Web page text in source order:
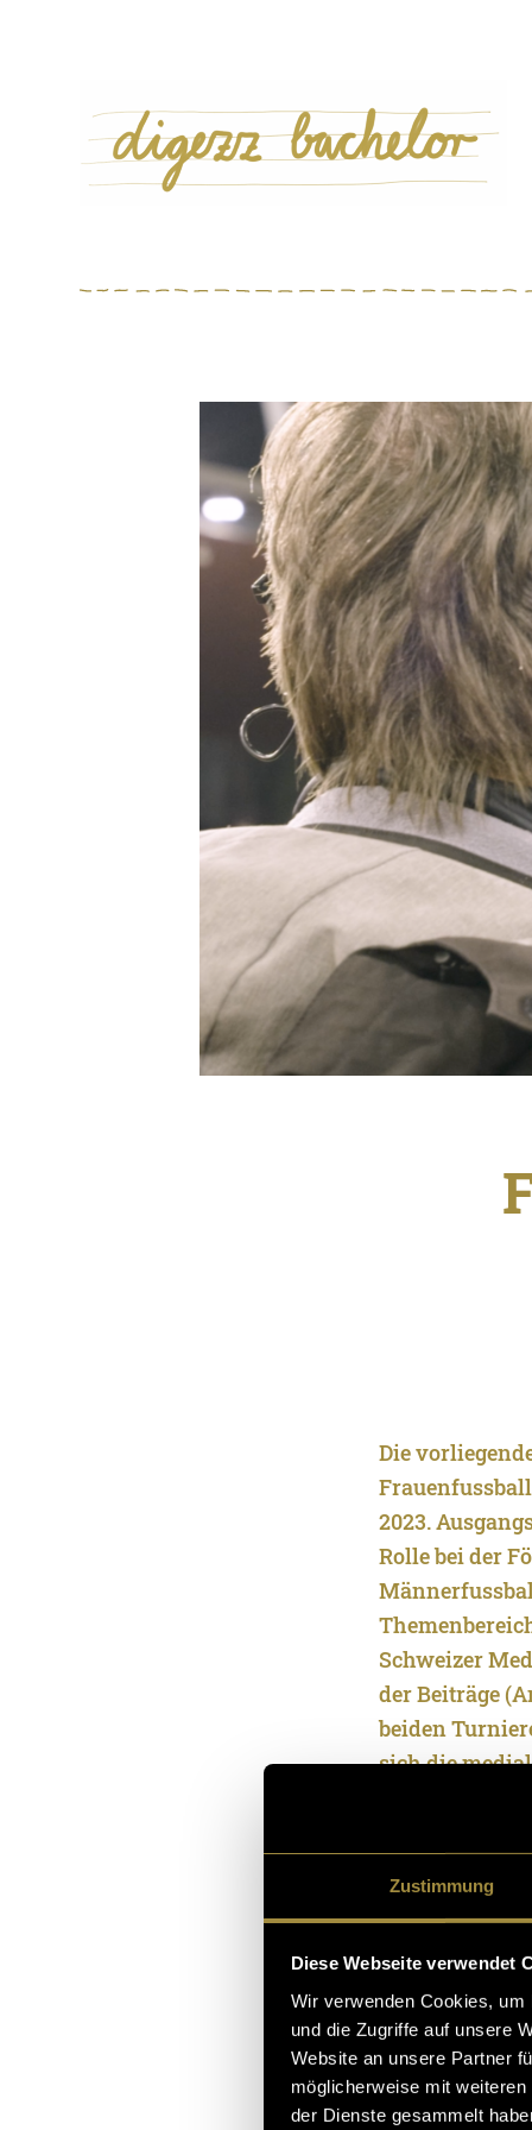
Zustimmung
Diese Webseite verwendet
Wir verwenden Cookies,
und die Zugriffe auf unsere
Website an unsere Partner
möglicherweise mit
der Dienste gesammelt
Die
2023.
Rolle bei der
Schweizer
der Beiträge
beiden
sich die
Stay Humble»,
minütige Film
und
unterstützt